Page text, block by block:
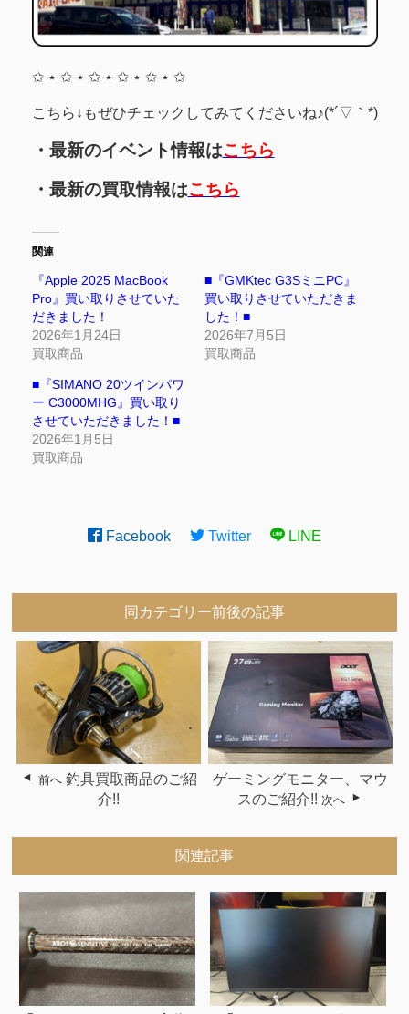
✩ ⋆ ✩ ⋆ ✩ ⋆ ✩ ⋆ ✩ ⋆ ✩
こちら↓もぜひチェックしてみてくださいね♪(*´▽｀*)
・最新のイベント情報はこちら
・最新の買取情報はこちら
関連
『Apple 2025 MacBook
Pro』買い取りさせていた
だきました！
2026年1月24日
買取商品
■『GMKtec G3SミニPC』
買い取りさせていただきま
した！■
2026年7月5日
買取商品
■『SIMANO 20ツインパワ
ー C3000MHG』買い取り
させていただきました！■
2026年1月5日
買取商品
Facebook Twitter LINE
同カテゴリー前後の記事
前へ 釣具買取商品のご紹
介!!
ゲーミングモニター、マウ
スのご紹介!! 次へ
関連記事